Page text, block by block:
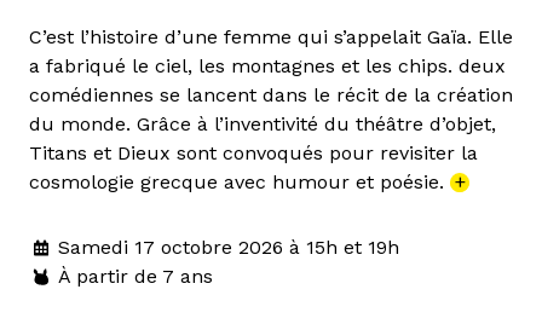
C’est l’histoire d’une femme qui s’appelait Gaïa. Elle
a fabriqué le ciel, les montagnes et les chips. deux
comédiennes se lancent dans le récit de la création
du monde. Grâce à l’inventivité du théâtre d’objet,
Titans et Dieux sont convoqués pour revisiter la
cosmologie grecque avec humour et poésie. +
Samedi 17 octobre 2026 à 15h et 19h
À partir de 7 ans